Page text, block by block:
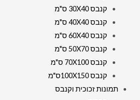
קנבס 30X40 ס"מ
קנבס 40X40 ס"מ
קנבס 60X40 ס"מ
קנבס 50X70 ס"מ
קנבס 70X100 ס"מ
קנבס 100X150ס"מ
תמונות זכוכית וקנבס